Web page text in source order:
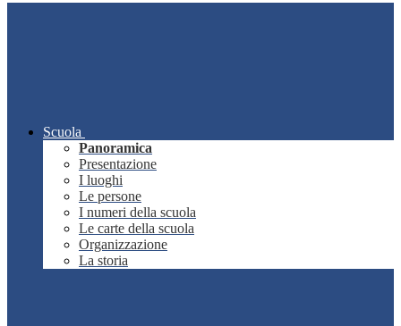
Scuola
Panoramica
Presentazione
I luoghi
Le persone
I numeri della scuola
Le carte della scuola
Organizzazione
La storia